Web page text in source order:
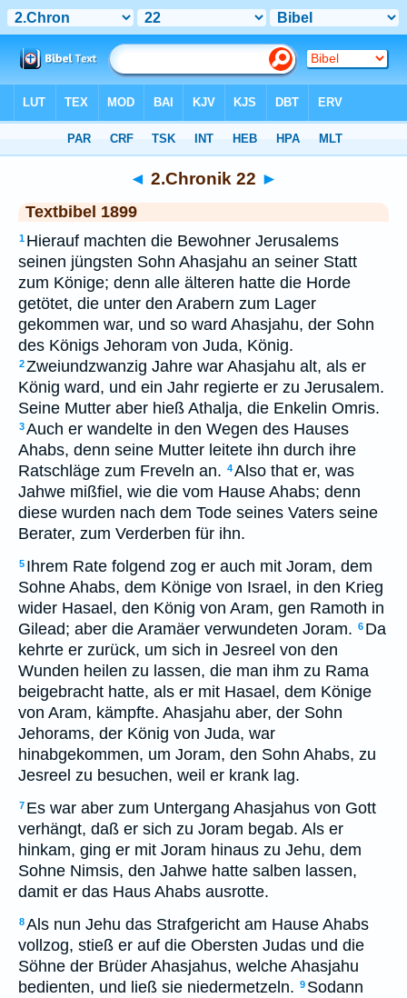
◄ 2.Chronik 22 ►
Textbibel 1899
1 Hierauf machten die Bewohner Jerusalems
seinen jüngsten Sohn Ahasjahu an seiner Statt
zum Könige; denn alle älteren hatte die Horde
getötet, die unter den Arabern zum Lager
gekommen war, und so ward Ahasjahu, der Sohn
des Königs Jehoram von Juda, König.
2Zweiundzwanzig Jahre war Ahasjahu alt, als er
König ward, und ein Jahr regierte er zu Jerusalem.
Seine Mutter aber hieß Athalja, die Enkelin Omris.
3Auch er wandelte in den Wegen des Hauses
Ahabs, denn seine Mutter leitete ihn durch ihre
Ratschläge zum Freveln an. 4Also that er, was
Jahwe mißfiel, wie die vom Hause Ahabs; denn
diese wurden nach dem Tode seines Vaters seine
Berater, zum Verderben für ihn.
5 Ihrem Rate folgend zog er auch mit Joram, dem
Sohne Ahabs, dem Könige von Israel, in den Krieg
wider Hasael, den König von Aram, gen Ramoth in
Gilead; aber die Aramäer verwundeten Joram. 6 Da
kehrte er zurück, um sich in Jesreel von den
Wunden heilen zu lassen, die man ihm zu Rama
beigebracht hatte, als er mit Hasael, dem Könige
von Aram, kämpfte. Ahasjahu aber, der Sohn
Jehorams, der König von Juda, war
hinabgekommen, um Joram, den Sohn Ahabs, zu
Jesreel zu besuchen, weil er krank lag.
7 Es war aber zum Untergang Ahasjahus von Gott
verhängt, daß er sich zu Joram begab. Als er
hinkam, ging er mit Joram hinaus zu Jehu, dem
Sohne Nimsis, den Jahwe hatte salben lassen,
damit er das Haus Ahabs ausrotte.
8Als nun Jehu das Strafgericht am Hause Ahabs
vollzog, stieß er auf die Obersten Judas und die
Söhne der Brüder Ahasjahus, welche Ahasjahu
bedienten, und ließ sie niedermetzeln. 9 Sodann